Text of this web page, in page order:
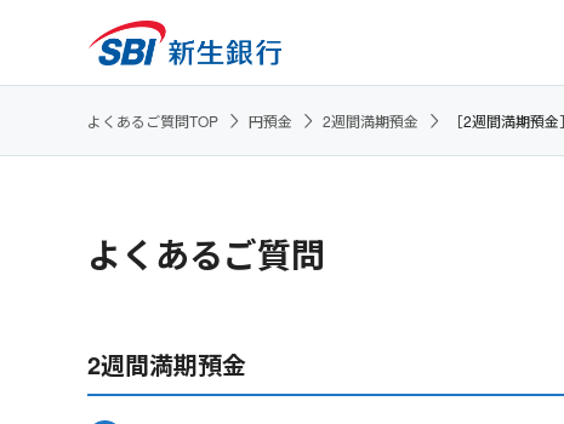
よくあるご質問TOP 円預金 2週間満期預金 ［2週間満期預
よくあるご質問
2週間満期預金